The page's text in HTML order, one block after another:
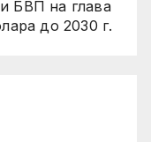
БВП на глава
до 2030 г.